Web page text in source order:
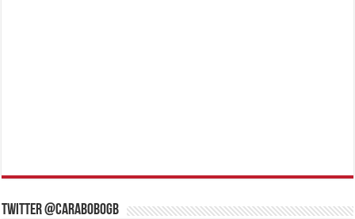
Twitter @CaraboboGB